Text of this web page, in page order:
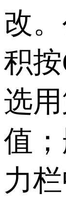
改
积
选
值
力